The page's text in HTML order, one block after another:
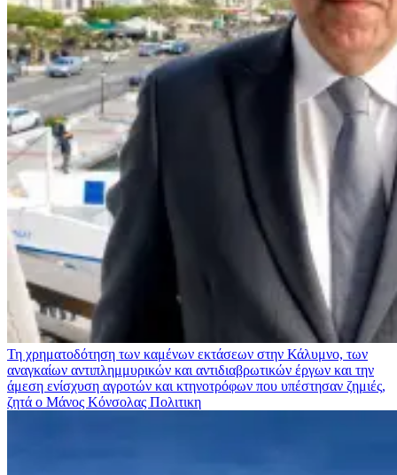
Τη χρηματοδότηση των καμένων εκτάσεων στην Κάλυμνο, των
αναγκαίων αντιπλημμυρικών και αντιδιαβρωτικών έργων και την
άμεση ενίσχυση αγροτών και κτηνοτρόφων που υπέστησαν ζημιές,
ζητά ο Μάνος Κόνσολας Πολιτικη